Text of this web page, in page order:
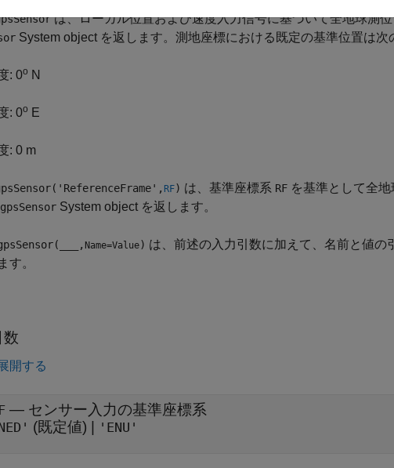
は、ローカル位置および速度入力信号に基づいて全地球測
System object を返します。測地座標における既定の基準位置は次
: 0o N
: 0o E
: 0 m
RF) は、基準座標系 RF を基準として全
gpsSensor System object を返します。
, Name=Value) は、前述の入力引数に加えて、名前と値の
す。
数
開する
— センサー入力の基準座標系
(既定値) | 'ENU'